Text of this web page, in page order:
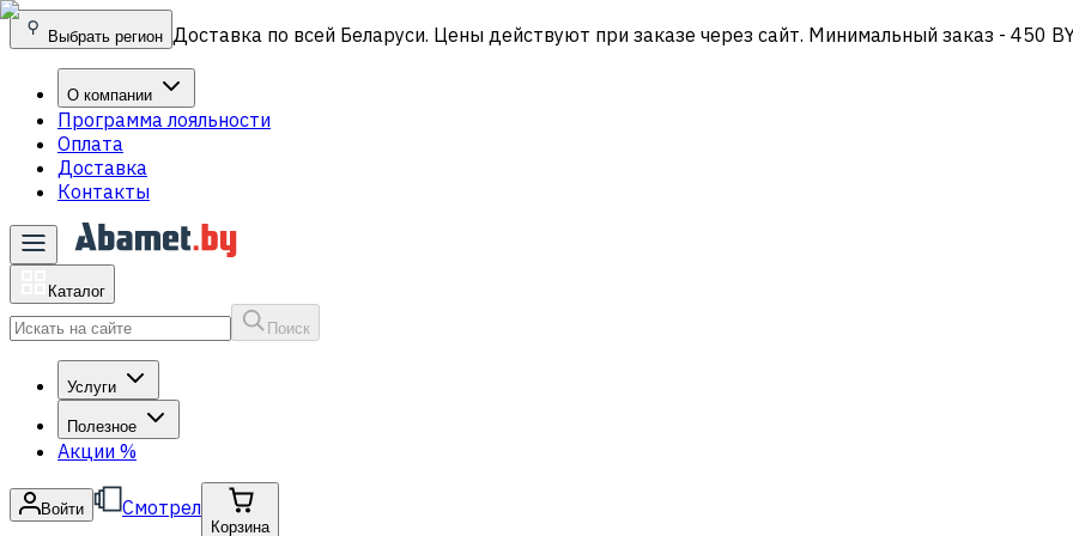
Выбрать регион Доставка по всей Беларуси. Цены действуют при заказе через сайт. Минимальный заказ - 450
О компании
Программа лояльности
Оплата
Доставка
Контакты
Каталог
Поиск
Услуги
Полезное
Акции %
Войти Смотрел
Корзина